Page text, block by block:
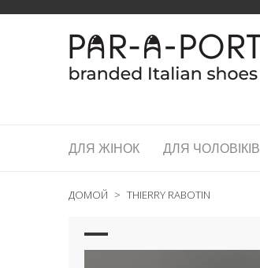
ДЛЯ ЖІНОК ДЛЯ ЧОЛОВІКІВ
ДОМОЙ > THIERRY RABOTIN